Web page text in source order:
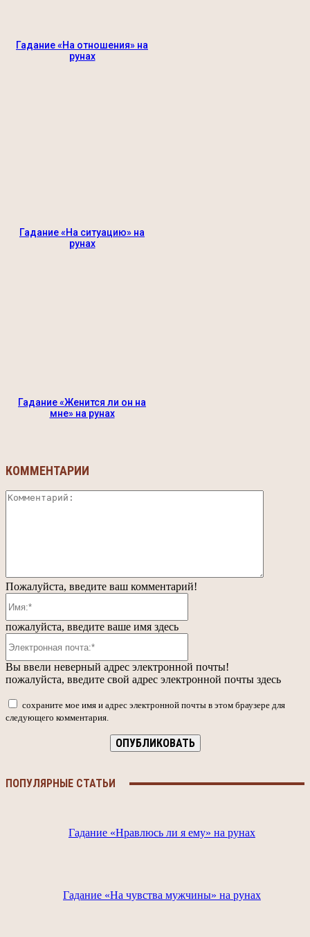
Гадание «На отношения» на
рунах
Гадание «На ситуацию» на
рунах
Гадание «Женится ли он на
мне» на рунах
КОММЕНТАРИИ
Пожалуйста, введите ваш комментарий!
пожалуйста, введите ваше имя здесь
Вы ввели неверный адрес электронной почты!
пожалуйста, введите свой адрес электронной почты здесь
сохраните мое имя и адрес электронной почты в этом браузере для
следующего комментария.
ПОПУЛЯРНЫЕ СТАТЬИ
Гадание «Нравлюсь ли я ему» на рунах
Гадание «На чувства мужчины» на рунах